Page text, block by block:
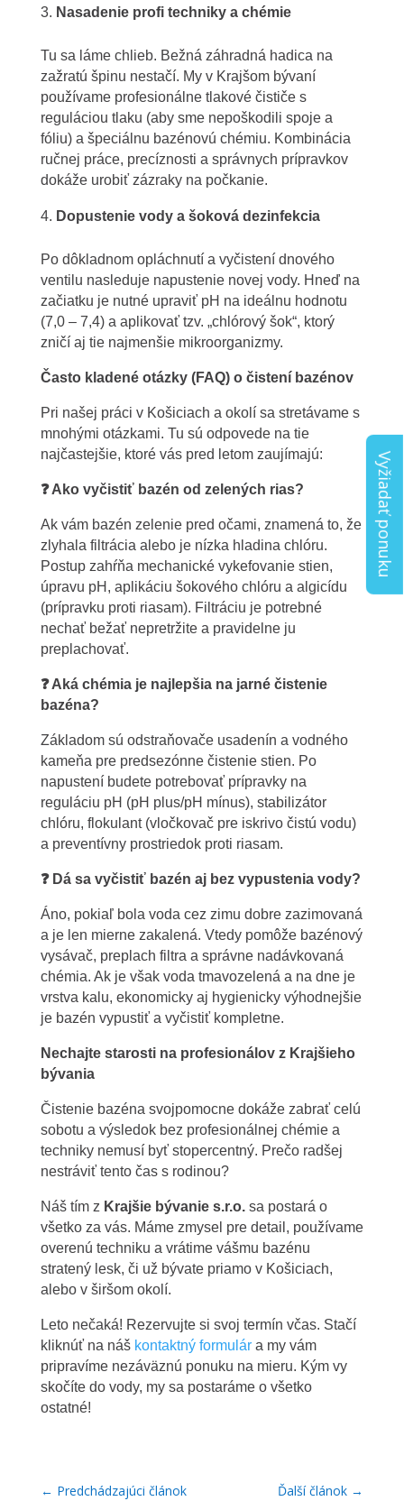
Vyžiadať ponuku
Nasadenie profi techniky a chémie
Tu sa láme chlieb. Bežná záhradná hadica na
zažratú špinu nestačí. My v Krajšom bývaní
používame profesionálne tlakové čističe s
reguláciou tlaku (aby sme nepoškodili spoje a
fóliu) a špeciálnu bazénovú chémiu. Kombinácia
ručnej práce, precíznosti a správnych prípravkov
dokáže urobiť zázraky na počkanie.
Dopustenie vody a šoková dezinfekcia
Po dôkladnom opláchnutí a vyčistení dnového
ventilu nasleduje napustenie novej vody. Hneď na
začiatku je nutné upraviť pH na ideálnu hodnotu
(7,0 – 7,4) a aplikovať tzv. „chlórový šok“, ktorý
zničí aj tie najmenšie mikroorganizmy.
Často kladené otázky (FAQ) o čistení bazénov
Pri našej práci v Košiciach a okolí sa stretávame s
mnohými otázkami. Tu sú odpovede na tie
najčastejšie, ktoré vás pred letom zaujímajú:
❓Ako vyčistiť bazén od zelených rias?
Ak vám bazén zelenie pred očami, znamená to, že
zlyhala filtrácia alebo je nízka hladina chlóru.
Postup zahŕňa mechanické vykefovanie stien,
úpravu pH, aplikáciu šokového chlóru a algicídu
(prípravku proti riasam). Filtráciu je potrebné
nechať bežať nepretržite a pravidelne ju
preplachovať.
❓ Aká chémia je najlepšia na jarné čistenie
bazéna?
Základom sú odstraňovače usadenín a vodného
kameňa pre predsezónne čistenie stien. Po
napustení budete potrebovať prípravky na
reguláciu pH (pH plus/pH mínus), stabilizátor
chlóru, flokulant (vločkovač pre iskrivo čistú vodu)
a preventívny prostriedok proti riasam.
❓ Dá sa vyčistiťbazén aj bez vypustenia vody?
Áno, pokiaľ bola voda cez zimu dobre zazimovaná
a je len mierne zakalená. Vtedy pomôže bazénový
vysávač, preplach filtra a správne nadávkovaná
chémia. Ak je však voda tmavozelená a na dne je
vrstva kalu, ekonomicky aj hygienicky výhodnejšie
je bazén vypustiť a vyčistiť kompletne.
Nechajte starosti na profesionálov z Krajšieho
bývania
Čistenie bazéna svojpomocne dokáže zabrať celú
sobotu a výsledok bez profesionálnej chémie a
techniky nemusí byť stopercentný. Prečo radšej
nestráviť tento čas s rodinou?
Náš tím z Krajšie bývanie s.r.o.sa postará o
všetko za vás. Máme zmysel pre detail, používame
overenú techniku a vrátime vášmu bazénu
stratený lesk, či už bývate priamo v Košiciach,
alebo v širšom okolí.
Leto nečaká! Rezervujte si svoj termín včas. Stačí
kliknúť na náš kontaktný formulára my vám
pripravíme nezáväznú ponuku na mieru. Kým vy
skočíte do vody, my sa postaráme o všetko
ostatné!
← Predchádzajúci článok Ďalší článok →